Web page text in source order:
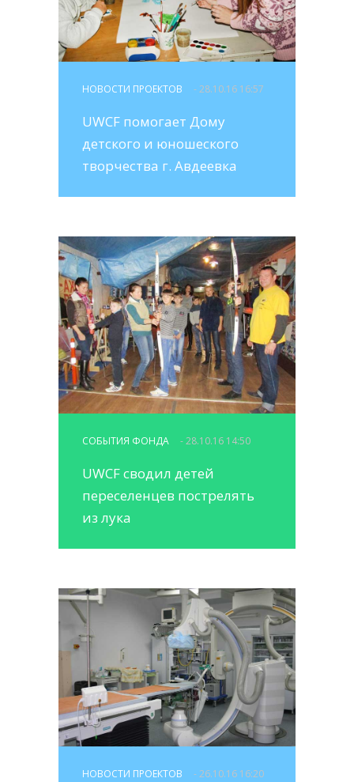
НОВОСТИ ПРОЕКТОВ - 28.10.16 16:57
UWCF помогает Дому
детского и юношеского
творчества г. Авдеевка
СОБЫТИЯ ФОНДА - 28.10.16 14:50
UWCF сводил детей
переселенцев пострелять
из лука
НОВОСТИ ПРОЕКТОВ - 26.10.16 16:20